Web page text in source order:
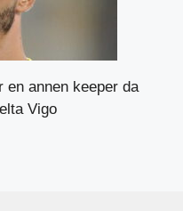
en annen keeper da
Vigo